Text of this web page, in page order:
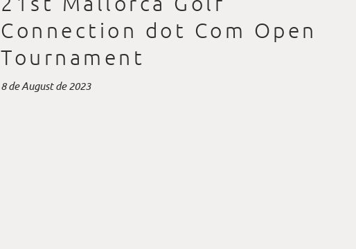
Connection dot Com Open
Tournament
8 de August de 2023